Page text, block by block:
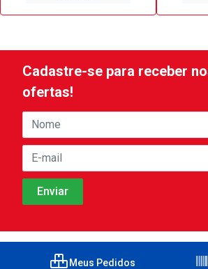
Cadastre-se para receber
ofertas!
Meus Pedidos